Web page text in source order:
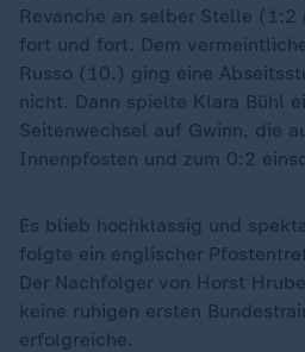
Revanche an selber Stelle (1:2
fort und fort. Dem
Russo (10.) ging eine
nicht. Dann spielte Klara Bühl
Seitenwechsel auf Gwinn, die
Innenpfosten und zum 0:2
Es blieb hochklassig und
folgte ein englischer
Der Nachfolger von Horst
keine ruhigen ersten
erfolgreiche.